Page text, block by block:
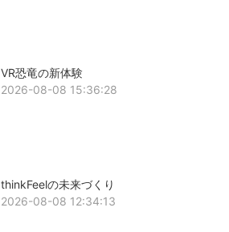
VR恐竜の新体験
2026-08-08 15:36:28
thinkFeelの未来づくり
2026-08-08 12:34:13